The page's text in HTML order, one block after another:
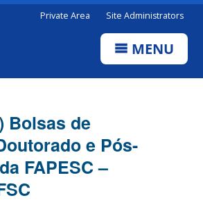
Private Area Site Administrators
MENU
Bolsas de
e Pós-
FAPESC –